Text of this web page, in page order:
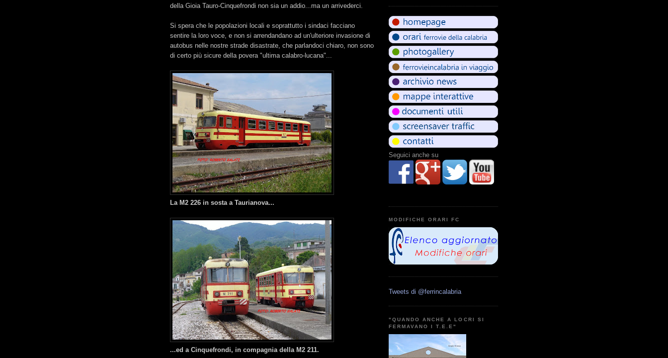
della Gioia Tauro-Cinquefrondi non sia un addio...ma un arrivederci.
Si spera che le popolazioni locali e soprattutto i sindaci facciano
sentire la loro voce, e non si arrendandano ad un'ulteriore invasione di
autobus nelle nostre strade disastrate, che parlandoci chiaro, non sono
di certo più sicure della povera "ultima calabro-lucana"...
La M2 226 in sosta a Taurianova...
...ed a Cinquefrondi, in compagnia della M2 211.
Seguici anche su
MODIFICHE ORARI FC
Tweets di @ferrincalabria
"QUANDO ANCHE A LOCRI SI
FERMAVANO I T.E.E"